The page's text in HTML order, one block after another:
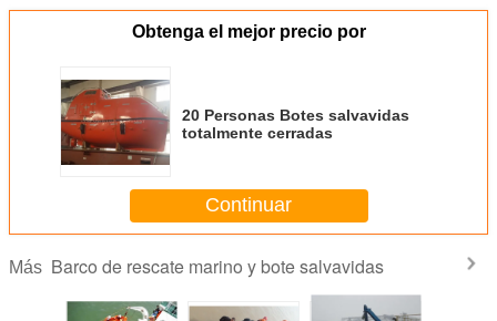
Obtenga el mejor precio por
20 Personas Botes salvavidas
totalmente cerradas
Continuar
Más Barco de rescate marino y bote salvavidas